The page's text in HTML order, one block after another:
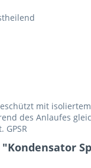
mit
des Anlaufes